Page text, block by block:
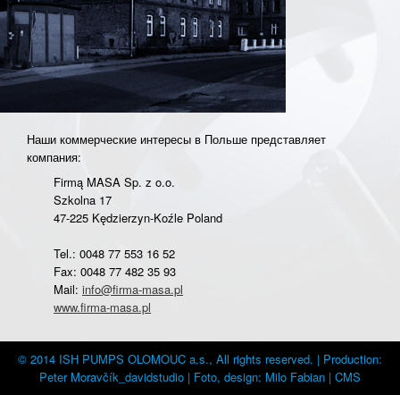
Наши коммерческие интересы в Польше представляет
компания:
Firmą MASA Sp. z o.o.
Szkolna 17
47-225 Kędzierzyn-Koźle Poland
Tel.: 0048 77 553 16 52
Fax: 0048 77 482 35 93
Mail: info@firma-masa.pl
www.firma-masa.pl
© 2014 ISH PUMPS OLOMOUC a.s., All rights reserved. | Production:
Peter Moravčík_davidstudio | Foto, design: Milo Fabian | CMS